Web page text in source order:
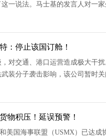
一说法。马士基的发言人对一
或正在维修中，并且该
：停止该国订舱！
对交通、港口运营造成极大干
装分子袭击影响，该公司暂时
有陆路交通及相关服务暂时中断
物积压！延误预警！
美国海事联盟（USMX）已达